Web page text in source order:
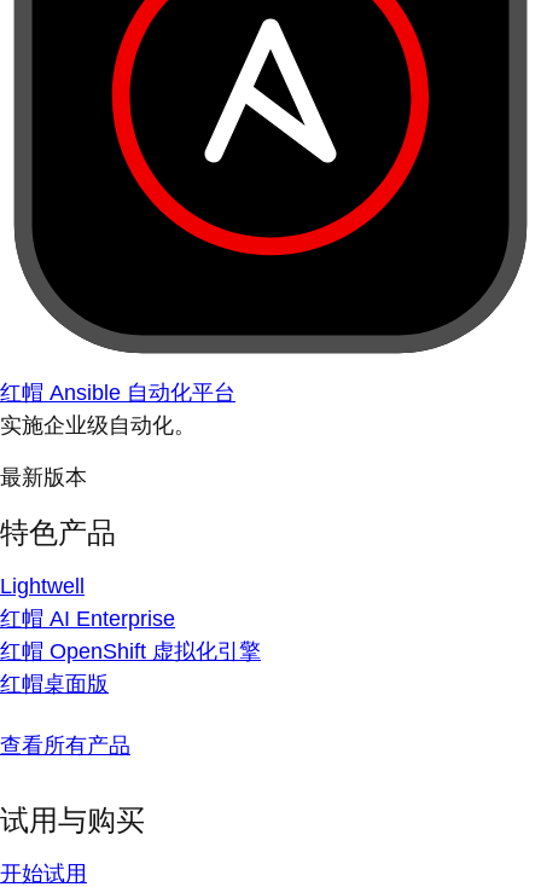
红帽 Ansible 自动化平台
实施企业级自动化。
最新版本
特色产品
Lightwell
红帽 AI Enterprise
红帽 OpenShift 虚拟化引擎
红帽桌面版
查看所有产品
试用与购买
开始试用